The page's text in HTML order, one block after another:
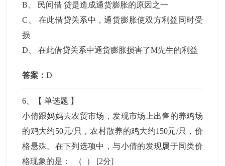
B
民间借 贷是造成通货膨胀的原因之一
C
在此借贷关系中，通货膨胀使双方利益同时受
损
D 、在此借贷关系中通货膨胀损害了M先生的利益
答案：D
6 、【单选题 】
小倩跟妈妈去农贸市场，发现市场上出售的养鸡场
的鸡大约50元/只，农村散养的鸡大约150元/只，价
格悬殊。在下列选项中，与小倩的发现属于同类价
格现象的是： （ ） [2分]